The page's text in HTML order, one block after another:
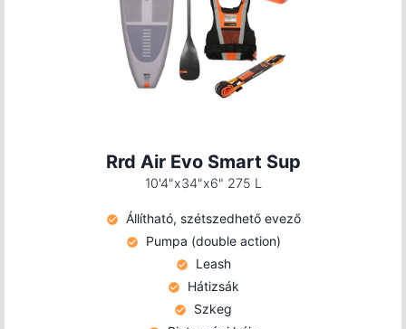
Rrd Air Evo Smart Sup
10'4"x34"x6" 275 L
Állítható, szétszedhető evező
Pumpa (double action)
Leash
Hátizsák
Szkeg